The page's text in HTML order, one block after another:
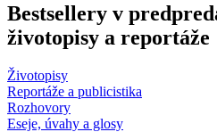
Bestsellery v
životopisy a reportáže
Životopisy
Reportáže a publicistika
Rozhovory
Eseje, úvahy a glosy